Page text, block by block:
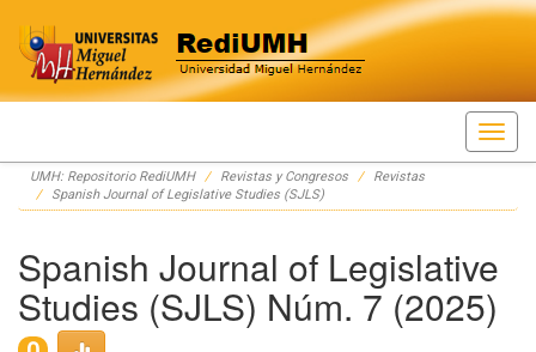
Skip
navigation
UMH: Repositorio RediUMH Revistas y Congresos
Revistas
Spanish Journal of Legislative Studies (SJLS)
Spanish Journal of Legislative
Studies (SJLS) Núm. 7 (2025)